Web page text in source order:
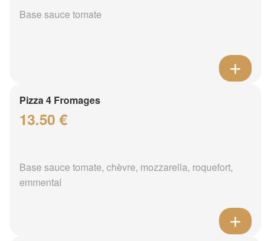
Base sauce tomate
Pizza 4 Fromages
13.50 €
Base sauce tomate, chèvre, mozzarella, roquefort,
emmental